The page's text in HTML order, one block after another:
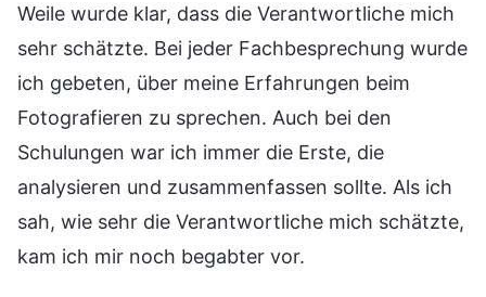
Weile wurde klar, dass die Verantwortliche mich
sehr schätzte. Bei jeder Fachbesprechung wurde
ich gebeten, über meine Erfahrungen beim
Fotografieren zu sprechen. Auch bei den
Schulungen war ich immer die Erste, die
analysieren und zusammenfassen sollte. Als ich
sah, wie sehr die Verantwortliche mich schätzte,
kam ich mir noch begabter vor.